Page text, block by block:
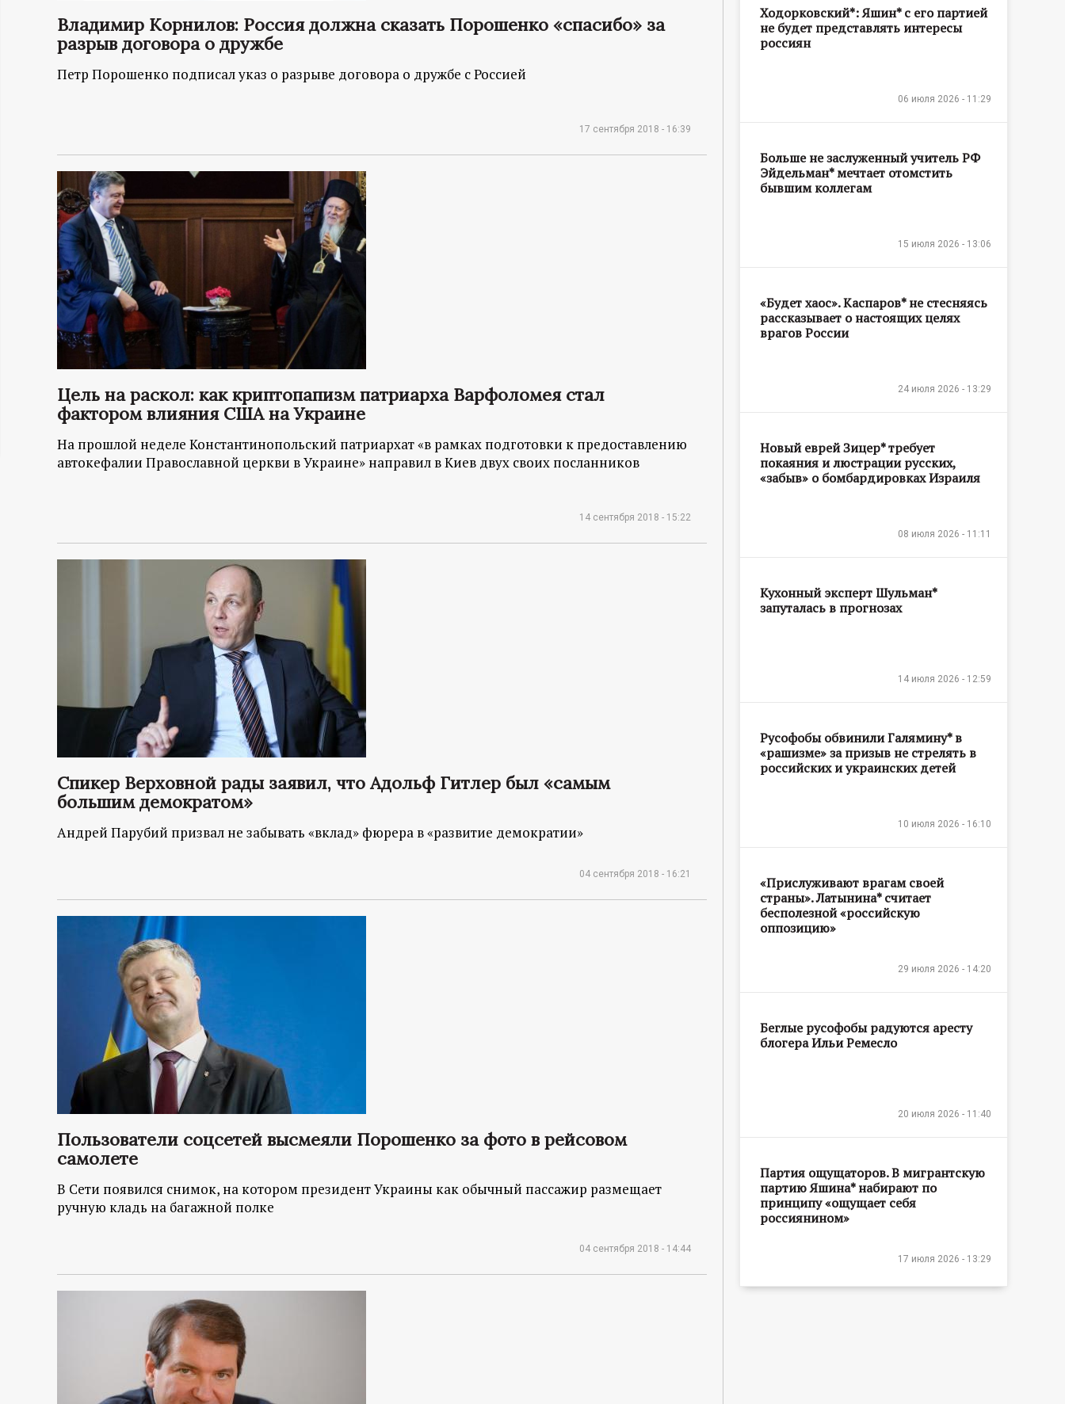
Н
-
н
ф
о
р
м
а
ц
и
о
ы
т
а
л
Владимир Корнилов: Россия должна сказать Порошенко «спасибо» за
разрыв договора о дружбе
Петр Порошенко подписал указ о разрыве договора о дружбе с Россией
17 сентября 2018 - 16:39
Цель на раскол: как криптопапизм патриарха Варфоломея стал
фактором влияния США на Украине
На прошлой неделе Константинопольский патриархат «в рамках подготовки к предоставлению
автокефалии Православной церкви в Украине» направил в Киев двух своих посланников
14 сентября 2018 - 15:22
Спикер Верховной рады заявил, что Адольф Гитлер был «самым
большим демократом»
Андрей Парубий призвал не забывать «вклад» фюрера в «развитие демократии»
04 сентября 2018 - 16:21
Пользователи соцсетей высмеяли Порошенко за фото в рейсовом
самолете
В Сети появился снимок, на котором президент Украины как обычный пассажир размещает
ручную кладь на багажной полке
04 сентября 2018 - 14:44
Ходорковский*: Яшин* с его партией
не будет представлять интересы
россиян
06 июля 2026 - 11:29
Больше не заслуженный учитель РФ
Эйдельман* мечтает отомстить
бывшим коллегам
15 июля 2026 - 13:06
«Будет хаос». Каспаров* не стесняясь
рассказывает о настоящих целях
врагов России
24 июля 2026 - 13:29
Новый еврей Зицер* требует
покаяния и люстрации русских,
«забыв» о бомбардировках Израиля
08 июля 2026 - 11:11
Кухонный эксперт Шульман*
запуталась в прогнозах
14 июля 2026 - 12:59
Русофобы обвинили Галямину* в
«рашизме» за призыв не стрелять в
российских и украинских детей
10 июля 2026 - 16:10
«Прислуживают врагам своей
страны». Латынина* считает
бесполезной «российскую
оппозицию»
29 июля 2026 - 14:20
Беглые русофобы радуются аресту
блогера Ильи Ремесло
20 июля 2026 - 11:40
Партия ощущаторов. В мигрантскую
партию Яшина* набирают по
принципу «ощущает себя
россиянином»
17 июля 2026 - 13:29